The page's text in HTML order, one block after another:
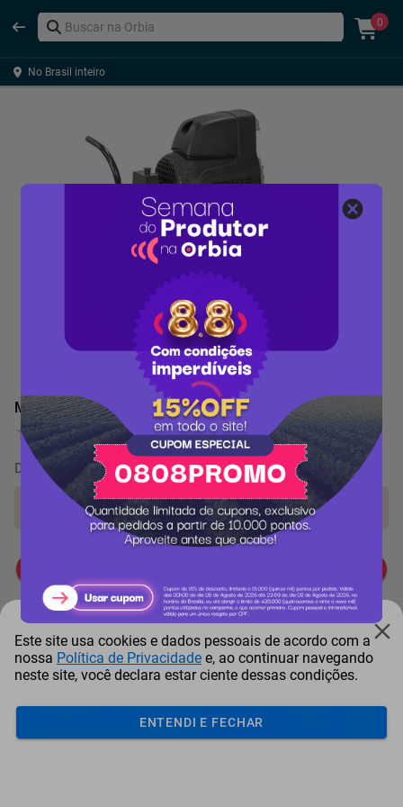
0
No Brasil inteiro
Motocompressor Schulz CSI 50L 8,6 pés Pratiko
0 Avaliação
De 90.741 pontospor -4%
Produto indisponível!
Mais Resgatados
Este site usa cookies e dados pessoais de acordo com a
nossa Política de Privacidade e, ao continuar navegando
neste site, você declara estar ciente dessas condições.
ENTENDI E FECHAR